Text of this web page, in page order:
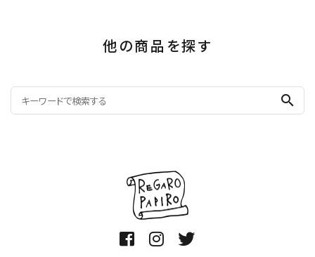
他の商品を探す
search